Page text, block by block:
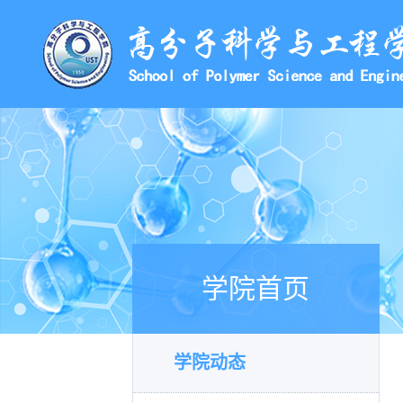
学院首页
学院动态